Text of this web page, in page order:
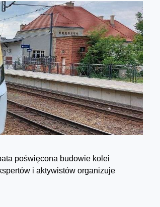
poświęcona budowie kolei
i aktywistów organizuje